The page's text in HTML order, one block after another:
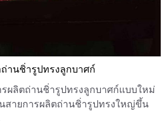
ถ่านชิ่ารูปทรงลูกบาศก์
ผลิตถ่านชิ่ารูปทรงลูกบาศก์แบบใหม่
สายการผลิตถ่านชิ่ารูปทรงใหญ่ขึ้น